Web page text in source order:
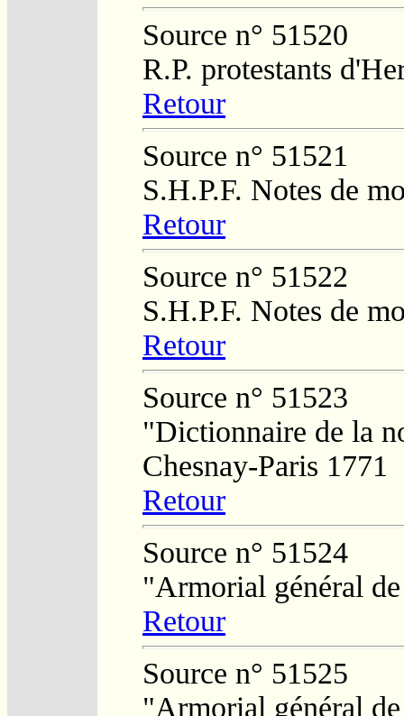
Source n° 51520
R.P. protestants
Retour
Source n° 51521
S.H.P.F. Notes de
Retour
Source n° 51522
S.H.P.F. Notes de
Retour
Source n° 51523
"Dictionnaire de la
Chesnay-Paris 1771
Retour
Source n° 51524
"Armorial général
Retour
Source n° 51525
"Armorial général